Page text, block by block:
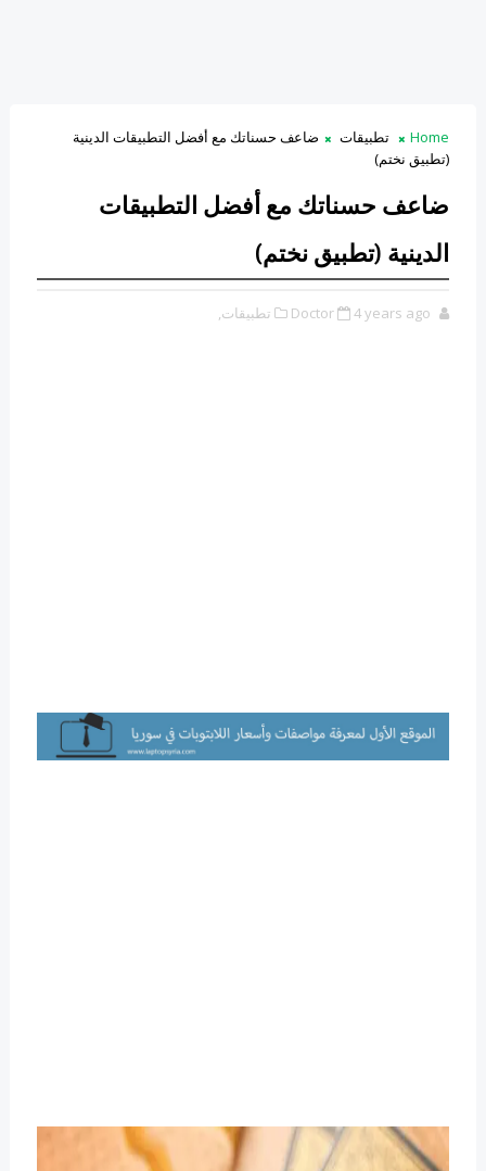
Home تطبيقات
ضاعف حسناتك مع أفضل التطبيقات الدينية
(تطبيق نختم)
ضاعف حسناتك مع أفضل التطبيقات
الدينية (تطبيق نختم)
Doctor 4 years ago تطبيقات,